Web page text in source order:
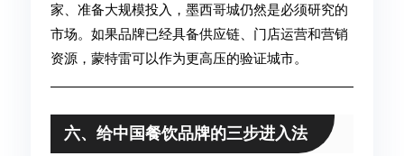
家、准备大规模投入，墨西哥城仍然是必须研究的
市场。如果品牌已经具备供应链、门店运营和营销
资源，蒙特雷可以作为更高压的验证城市。
六、给中国餐饮品牌的三步进入法